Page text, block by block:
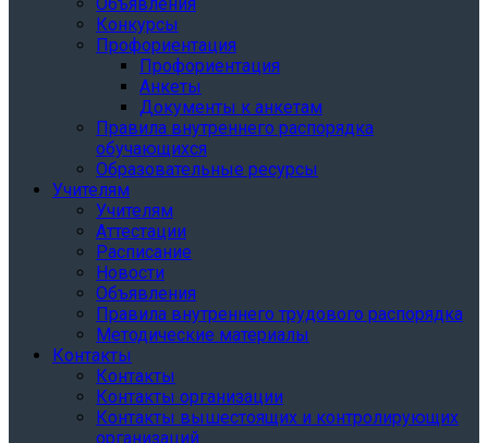
Конкурсы
Профориентация
Профориентация
Анкеты
Документы к анкетам
Правила внутреннего распорядка
обучающихся
Образовательные ресурсы
Учителям
Учителям
Аттестации
Расписание
Новости
Объявления
Правила внутреннего трудового распорядка
Методические материалы
Контакты
Контакты
Контакты организации
Контакты вышестоящих и контролирующих
организаций